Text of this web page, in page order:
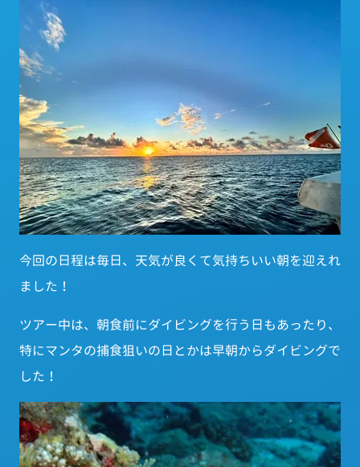
今回の日程は毎日、天気が良くて気持ちいい朝を迎えれ
ました！
ツアー中は、朝食前にダイビングを行う日もあったり、
特にマンタの捕食狙いの日とかは早朝からダイビングで
した！